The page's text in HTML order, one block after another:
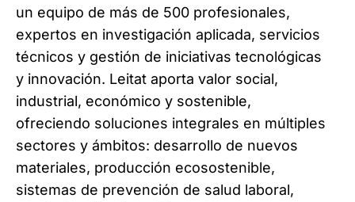
un equipo de más de 500 profesionales,
expertos en investigación aplicada, servicios
técnicos y gestión de iniciativas tecnológicas
y innovación. Leitat aporta valor social,
industrial, económico y sostenible,
ofreciendo soluciones integrales en múltiples
sectores y ámbitos: desarrollo de nuevos
materiales, producción ecosostenible,
sistemas de prevención de salud laboral,